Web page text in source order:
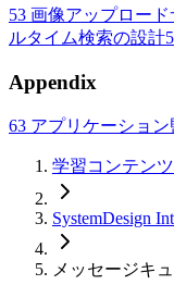
53 画像アップロー
ルタイム検索の設計
Appendix
63 アプリケーショ
学習コンテンツ
SystemDesign
メッセージキ